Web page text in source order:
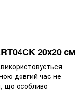
20х20 см
використовується
довгий час не
що особливо